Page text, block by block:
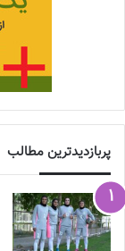
پربازدیدترین مطالب